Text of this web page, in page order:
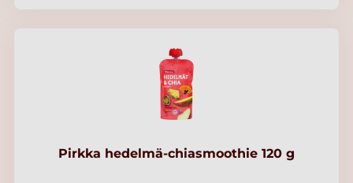
Pirkka hedelmä-chiasmoothie 120 g